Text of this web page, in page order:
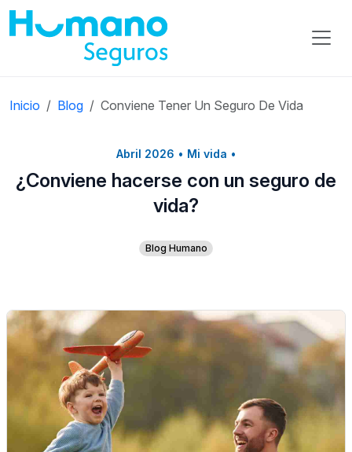
Inicio Blog Conviene Tener Un Seguro De Vida
Abril 2026 • Mi vida •
¿Conviene hacerse con un seguro de
vida?
Blog Humano